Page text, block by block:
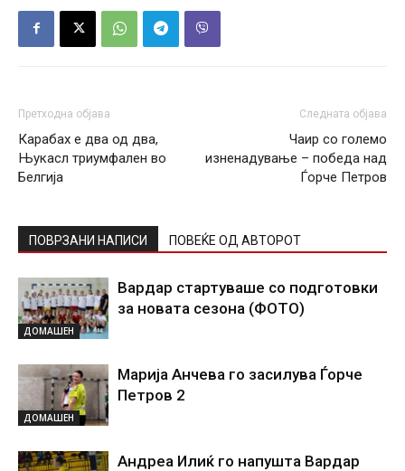
Претходна објава
Карабах е два од два,
Њукасл триумфален во
Белгија
Следната објава
Чаир со големо
изненадување – победа над
Ѓорче Петров
ПОВРЗАНИ НАПИСИ ПОВЕЌЕ ОД АВТОРОТ
ДОМАШЕН
Вардар стартуваше со подготовки
за новата сезона (ФОТО)
ДОМАШЕН
Марија Анчева го засилува Ѓорче
Петров 2
Андреа Илиќ го напушта Вардар